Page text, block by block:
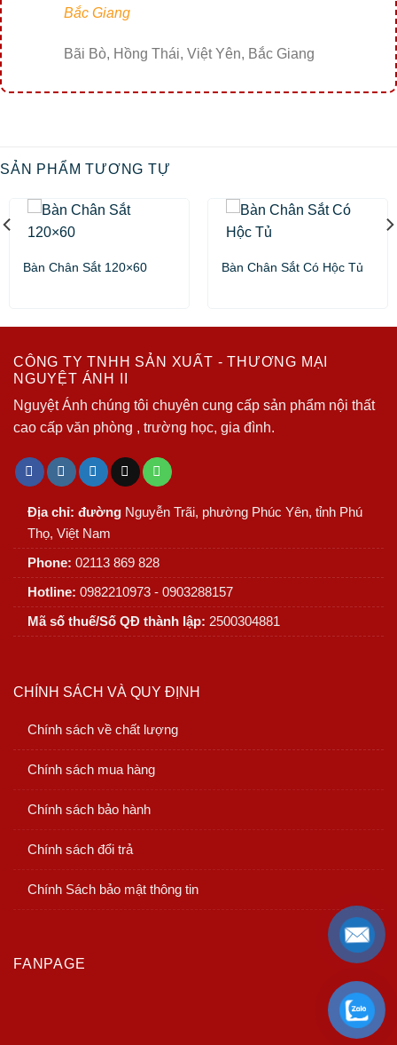
Bắc Giang
Bãi Bò, Hồng Thái, Việt Yên, Bắc Giang
SẢN PHẨM TƯƠNG TỰ
Bàn Chân Sắt 120×60 Bàn Chân Sắt Có Hộc Tủ
CÔNG TY TNHH SẢN XUẤT - THƯƠNG MẠI
NGUYỆT ÁNH II
Nguyệt Ánh chúng tôi chuyên cung cấp sản phẩm nội thất
cao cấp văn phòng , trường học, gia đình.
Địa chỉ: đường Nguyễn Trãi, phường Phúc Yên, tỉnh Phú
Thọ, Việt Nam
Phone: 02113 869 828
Hotline: 0982210973 - 0903288157
Mã số thuế/Số QĐ thành lập: 2500304881
CHÍNH SÁCH VÀ QUY ĐỊNH
Chính sách về chất lượng
Chính sách mua hàng
Chính sách bảo hành
Chính sách đổi trả
Chính Sách bảo mật thông tin
FANPAGE